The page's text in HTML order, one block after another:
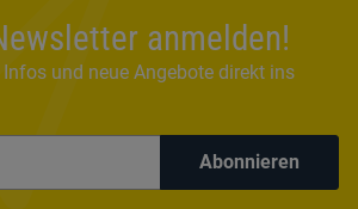
anmelden!
und neue Angebote direkt ins
Abonnieren